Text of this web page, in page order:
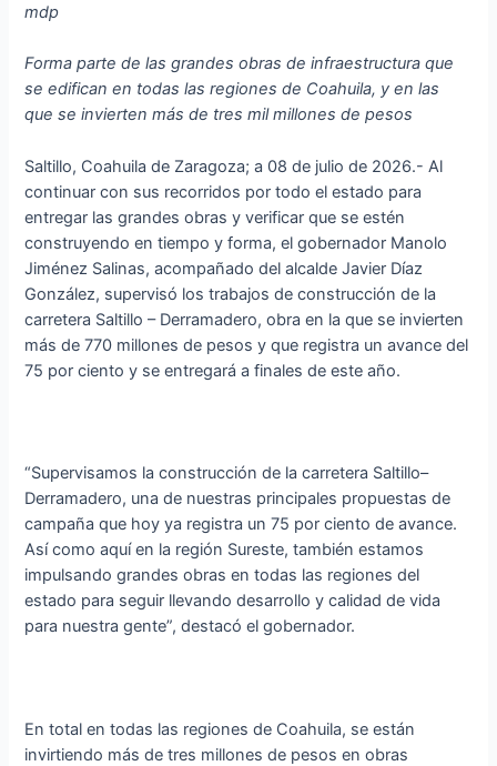
mdp
Forma parte de las grandes obras de infraestructura que
se edifican en todas las regiones de Coahuila, y en las
que se invierten más de tres mil millones de pesos
Saltillo, Coahuila de Zaragoza; a 08 de julio de 2026.- Al
continuar con sus recorridos por todo el estado para
entregar las grandes obras y verificar que se estén
construyendo en tiempo y forma, el gobernador Manolo
Jiménez Salinas, acompañado del alcalde Javier Díaz
González, supervisó los trabajos de construcción de la
carretera Saltillo – Derramadero, obra en la que se invierten
más de 770 millones de pesos y que registra un avance del
75 por ciento y se entregará a finales de este año.
“Supervisamos la construcción de la carretera Saltillo–
Derramadero, una de nuestras principales propuestas de
campaña que hoy ya registra un 75 por ciento de avance.
Así como aquí en la región Sureste, también estamos
impulsando grandes obras en todas las regiones del
estado para seguir llevando desarrollo y calidad de vida
para nuestra gente”, destacó el gobernador.
En total en todas las regiones de Coahuila, se están
invirtiendo más de tres millones de pesos en obras